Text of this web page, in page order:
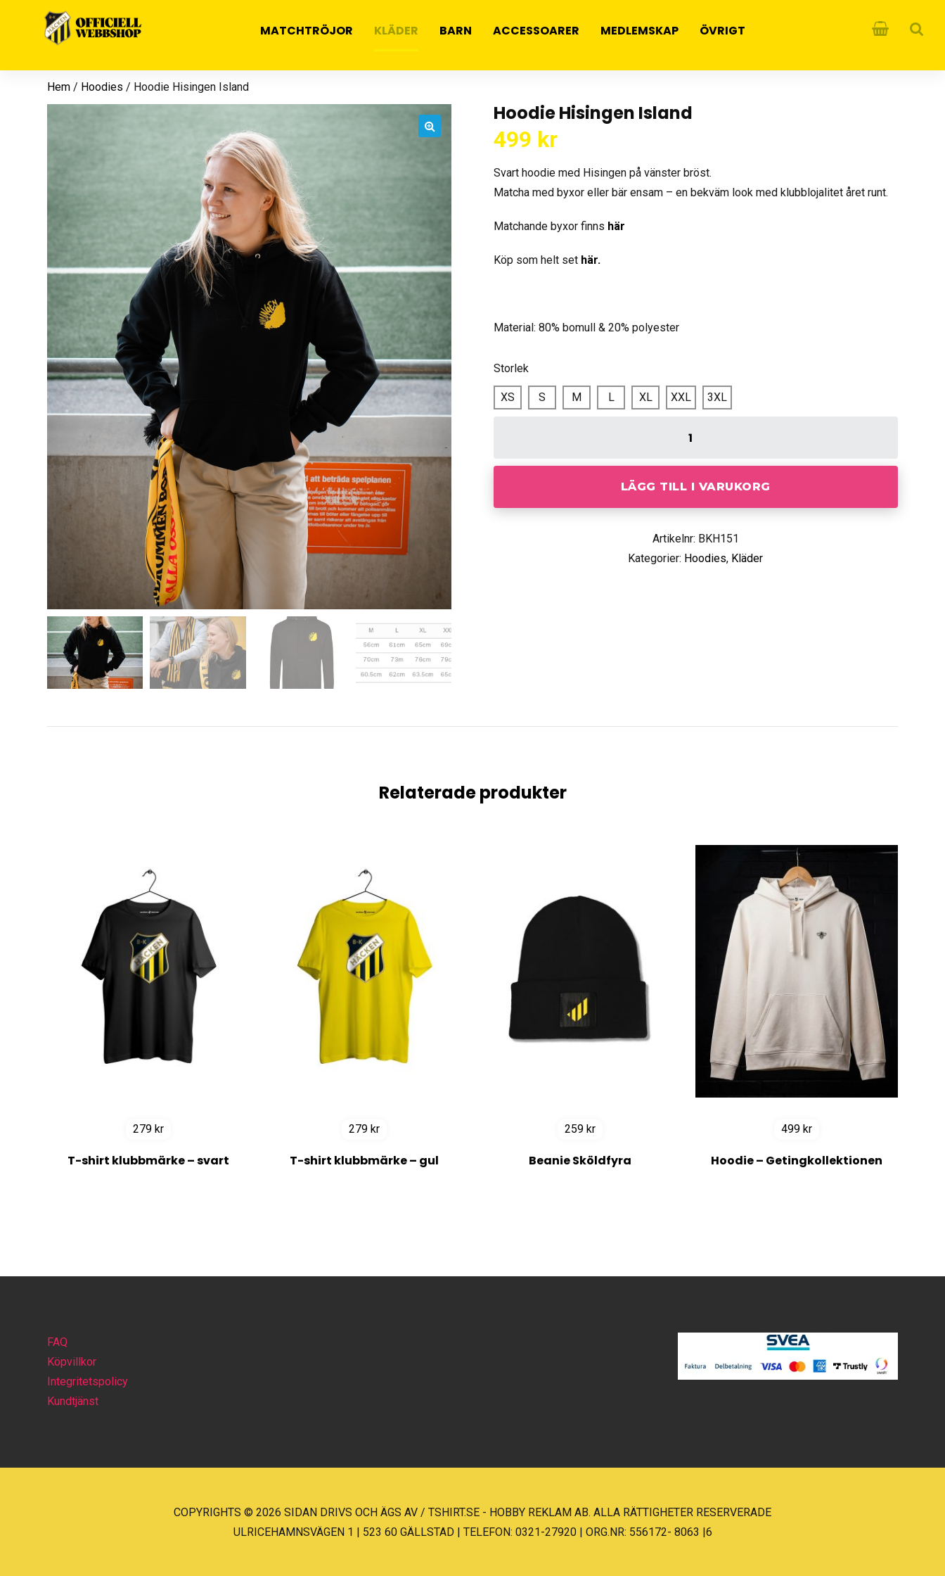
MATCHTRÖJOR KLÄDER BARN ACCESSOARER MEDLEMSKAP ÖVRIGT
Hem / Hoodies / Hoodie Hisingen Island
Hoodie Hisingen Island
499 kr
Svart hoodie med Hisingen på vänster bröst.
Matcha med byxor eller bär ensam – en bekväm look med klubblojalitet året runt.
Matchande byxor finns här
Köp som helt set här.
Material: 80% bomull & 20% polyester
Storlek
XS S M L XL XXL 3XL
LÄGG TILL I VARUKORG
Artikelnr: BKH151
Kategorier: Hoodies, Kläder
Relaterade produkter
279 kr
T-shirt klubbmärke – svart
279 kr
T-shirt klubbmärke – gul
259 kr
Beanie Sköldfyra
499 kr
Hoodie – Getingkollektionen
FAQ
Köpvillkor
Integritetspolicy
Kundtjänst
COPYRIGHTS © 2026 SIDAN DRIVS OCH ÄGS AV / TSHIRT.SE - HOBBY REKLAM AB. ALLA RÄTTIGHETER RESERVERADE
ULRICEHAMNSVÄGEN 1 | 523 60 GÄLLSTAD | TELEFON: 0321-27920 | ORG.NR: 556172- 8063 |6